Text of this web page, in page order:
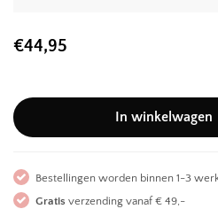
€44,95
In winkelwagen
Bestellingen worden binnen 1-3
Gratis verzending vanaf € 49,-